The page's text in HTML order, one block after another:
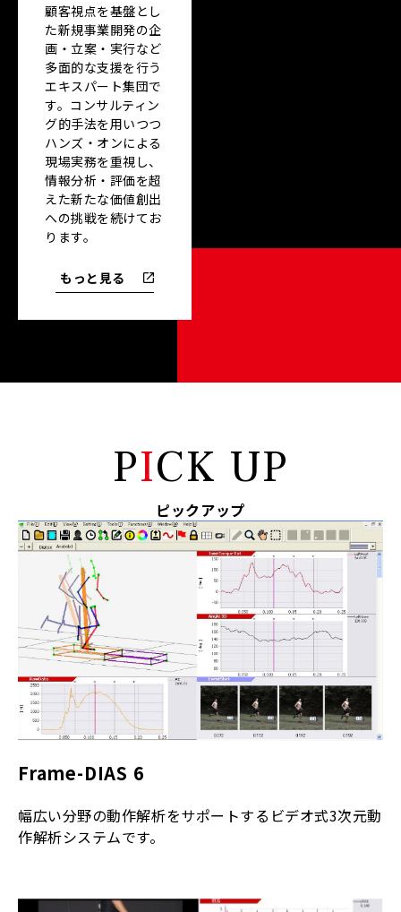
顧客視点を基盤とし
た新規事業開発の企
画・立案・実行など
多面的な支援を行う
エキスパート集団で
す。コンサルティン
グ的手法を用いつつ
ハンズ・オンによる
現場実務を重視し、
情報分析・評価を超
えた新たな価値創出
への挑戦を続けてお
ります。
もっと見る
PICK UP
ピックアップ
Frame-DIAS 6
幅広い分野の動作解析をサポートするビデオ式3次元動
作解析システムです。